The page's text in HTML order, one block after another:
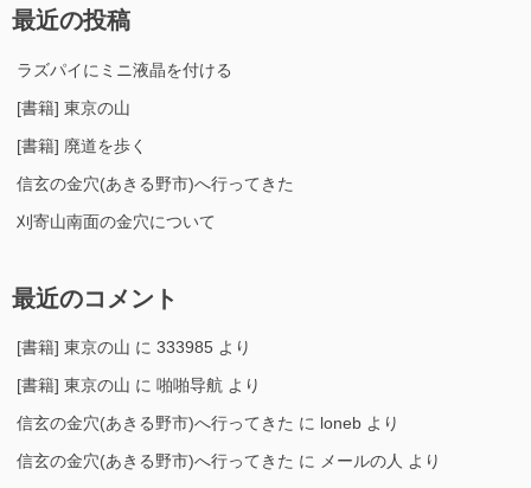
最近の投稿
ラズパイにミニ液晶を付ける
[書籍] 東京の山
[書籍] 廃道を歩く
信玄の金穴(あきる野市)へ行ってきた
刈寄山南面の金穴について
最近のコメント
[書籍] 東京の山 に 333985 より
[書籍] 東京の山 に 啪啪导航 より
信玄の金穴(あきる野市)へ行ってきた に loneb より
信玄の金穴(あきる野市)へ行ってきた に メールの人 より